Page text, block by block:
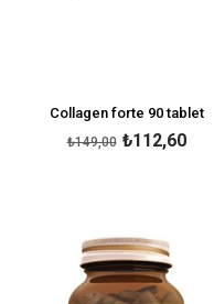
Collagen forte 90 tablet
₺112,60
₺149,00